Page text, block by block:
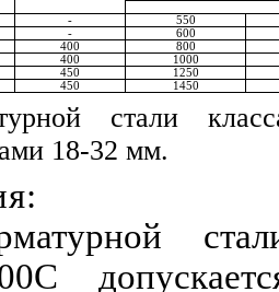
-
550
-
600
400
800
400
1000
450
1250
450 1450
ной стали
18-32 мм.
: